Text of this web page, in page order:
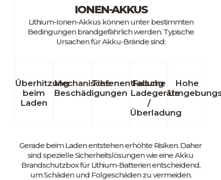
IONEN-AKKUS
Lithium-Ionen-Akkus können unter bestimmten
Bedingungen brandgefährlich werden. Typische
Ursachen für Akku-Brände sind:
Hohe
Falsche
Ladegeräte
/
Überladung
Tiefenentladung
Mechanische
Beschädigungen
Überhitzung
beim
Laden
Gerade beim Laden entstehen erhöhte Risiken. Daher
sind spezielle Sicherheitslösungen wie eine Akku
Brandschutzbox für Lithium-Batterien entscheidend,
um Schäden und Folgeschäden zu vermeiden.